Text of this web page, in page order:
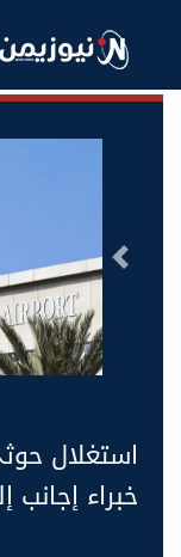
السابق
استغلال
خبراء إجانب